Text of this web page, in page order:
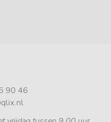
90 46